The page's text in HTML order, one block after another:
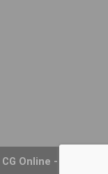
CG Online - Agence